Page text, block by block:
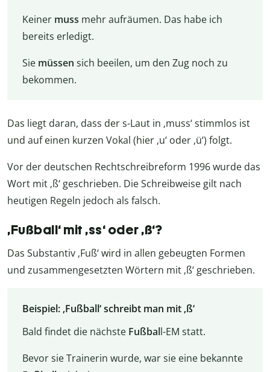
Keiner muss mehr aufräumen. Das habe ich
bereits erledigt.
Sie müssen sich beeilen, um den Zug noch zu
bekommen.
Das liegt daran, dass der s-Laut in ‚muss‘ stimmlos ist
und auf einen kurzen Vokal (hier ‚u‘ oder ‚ü‘) folgt.
Vor der deutschen Rechtschreibreform 1996 wurde das
Wort mit ‚ß‘ geschrieben. Die Schreibweise gilt nach
heutigen Regeln jedoch als falsch.
‚Fußball‘ mit ‚ss‘ oder ‚ß‘?
Das Substantiv ‚Fuß‘ wird in allen gebeugten Formen
und zusammengesetzten Wörtern mit ‚ß‘ geschrieben.
Beispiel: ‚Fußball‘ schreibt man mit ‚ß‘
Bald findet die nächste Fußball-EM statt.
Bevor sie Trainerin wurde, war sie eine bekannte